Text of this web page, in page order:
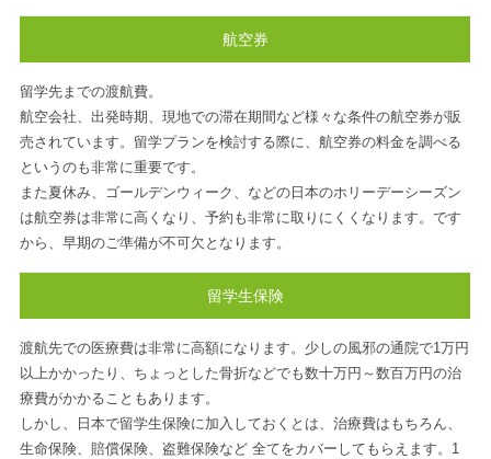
航空券
留学先までの渡航費。
航空会社、出発時期、現地での滞在期間など様々な条件の航空券が販
売されています。留学プランを検討する際に、航空券の料金を調べる
というのも非常に重要です。
また夏休み、ゴールデンウィーク、などの日本のホリーデーシーズン
は航空券は非常に高くなり、予約も非常に取りにくくなります。です
から、早期のご準備が不可欠となります。
留学生保険
渡航先での医療費は非常に高額になります。少しの風邪の通院で1万円
以上かかったり、ちょっとした骨折などでも数十万円～数百万円の治
療費がかかることもあります。
しかし、日本で留学生保険に加入しておくとは、治療費はもちろん、
生命保険、賠償保険、盗難保険など 全てをカバーしてもらえます。1